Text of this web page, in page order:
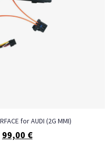
for AUDI (2G MMI)
99,00 €